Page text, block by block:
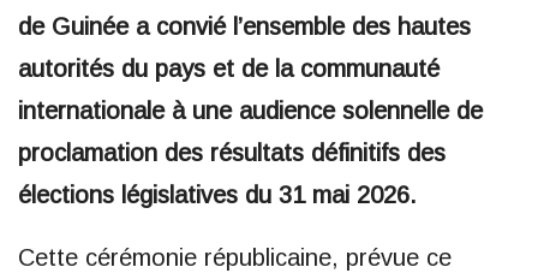
de Guinée a convié l’ensemble des hautes
autorités du pays et de la communauté
internationale à une audience solennelle de
proclamation des résultats définitifs des
élections législatives du 31 mai 2026.
Cette cérémonie républicaine, prévue ce